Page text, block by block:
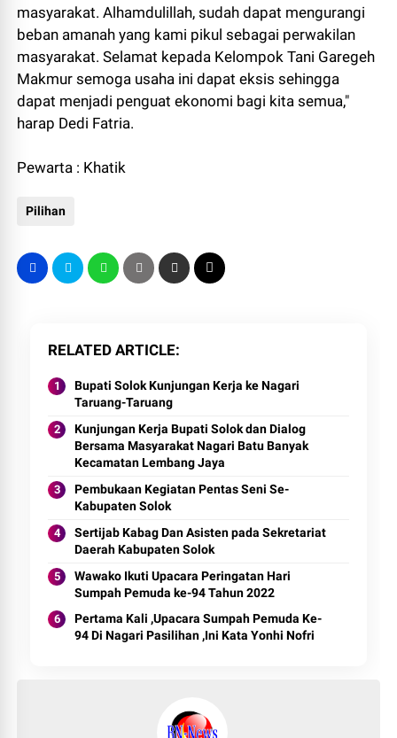
masyarakat. Alhamdulillah, sudah dapat mengurangi
beban amanah yang kami pikul sebagai perwakilan
masyarakat. Selamat kepada Kelompok Tani Garegeh
Makmur semoga usaha ini dapat eksis sehingga
dapat menjadi penguat ekonomi bagi kita semua,"
harap Dedi Fatria.
Pewarta : Khatik
Pilihan
RELATED ARTICLE
Bupati Solok Kunjungan Kerja ke Nagari
Taruang-Taruang
Kunjungan Kerja Bupati Solok dan Dialog
Bersama Masyarakat Nagari Batu Banyak
Kecamatan Lembang Jaya
Pembukaan Kegiatan Pentas Seni Se-
Kabupaten Solok
Sertijab Kabag Dan Asisten pada Sekretariat
Daerah Kabupaten Solok
Wawako Ikuti Upacara Peringatan Hari
Sumpah Pemuda ke-94 Tahun 2022
Pertama Kali ,Upacara Sumpah Pemuda Ke-
94 Di Nagari Pasilihan ,Ini Kata Yonhi Nofri